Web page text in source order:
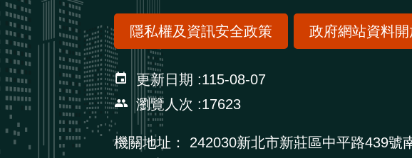
隱私權及資訊安全政策 政府網站資料
更新日期
115-08-07
瀏覽人次
17623
機關地址： 242030新北市新莊區中平路439號